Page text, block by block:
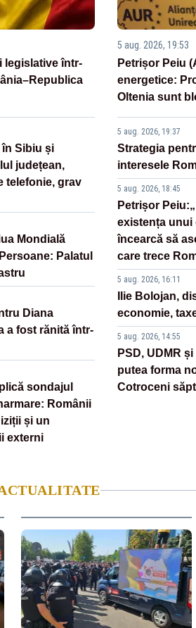
legislative într-
în Sibiu și
județean,
telefonie, grav
Mondială
Palatul
Diana
a fost rănită într-
sondajul
Românii
și un
externi
5 aug. 2026, 19:53
Petrișor Peiu
energetice:
Oltenia sunt
5 aug. 2026, 19:37
Strategia
interesele
5 aug. 2026, 18:45
Petrișor
existența unui
încearcă să
care trece
5 aug. 2026, 16:11
Ilie Bolojan,
economie,
5 aug. 2026, 14:55
PSD, UDMR
putea forma
Cotroceni